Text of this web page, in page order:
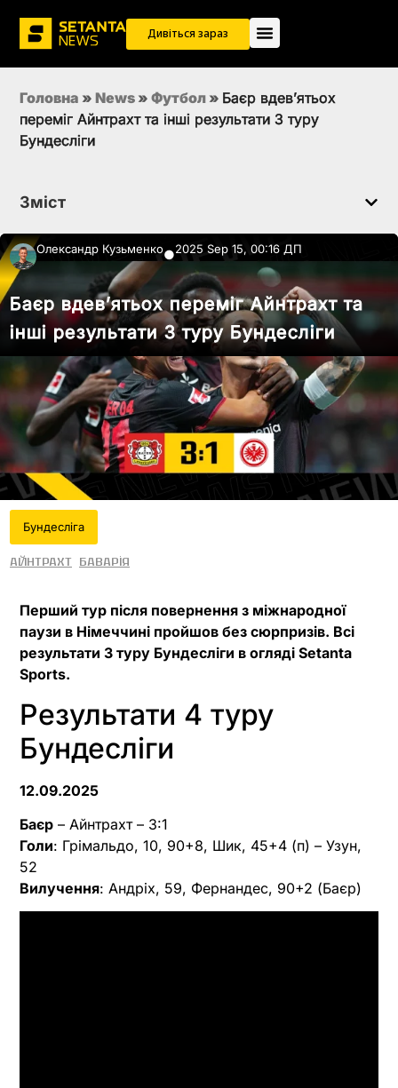
Дивіться зараз
Головна » News » Футбол » Баєр вдевʼятьох
переміг Айнтрахт та інші результати 3 туру
Бундесліги
Зміст
Олександр Кузьменко●2025 Sep 15, 00:16 ДП
Баєр вдевʼятьох переміг Айнтрахт та
інші результати 3 туру Бундесліги
Бундесліга
Айнтрахт Баварія
Перший тур після повернення з міжнародної
паузи в Німеччині пройшов без сюрпризів. Всі
результати 3 туру Бундесліги в огляді Setanta
Sports.
Результати 4 туру
Бундесліги
12.09.2025
Баєр – Айнтрахт – 3:1
Голи: Грімальдо, 10, 90+8, Шик, 45+4 (п) – Узун,
52
Вилучення: Андріх, 59, Фернандес, 90+2 (Баєр)